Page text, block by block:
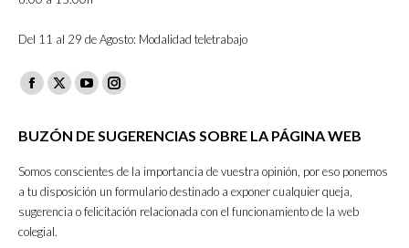
Del 11 al 29 de Agosto: Modalidad teletrabajo
Facebook
opens
new
window
X
opens
new
window
YouTube
opens
new
window
Instagram
opens
in
new
window
BUZÓN DE SUGERENCIAS SOBRE LA PÁGINA WEB
Somos conscientes de la importancia de vuestra opinión, por eso ponemos
a tu disposición un formulario destinado a exponer cualquier queja,
sugerencia o felicitación relacionada con el funcionamiento de la web
colegial.